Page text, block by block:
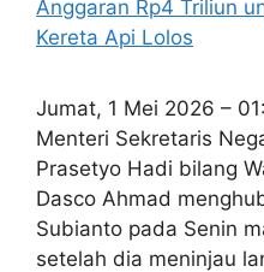
Jumat, 1 Mei 2026 –
Menteri Sekretaris
Prasetyo Hadi bilang
Dasco Ahmad
Subianto pada Senin
setelah dia meninjau